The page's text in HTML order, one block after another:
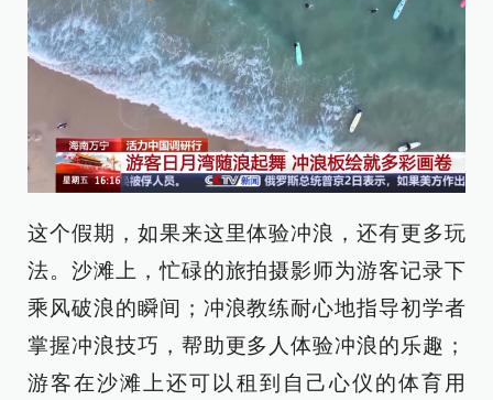
这个假期，如果来这里体验冲浪，还有更多玩
法。沙滩上，忙碌的旅拍摄影师为游客记录下
乘风破浪的瞬间；冲浪教练耐心地指导初学者
掌握冲浪技巧，帮助更多人体验冲浪的乐趣；
游客在沙滩上还可以租到自己心仪的体育用